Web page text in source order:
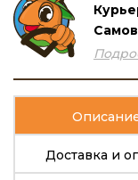
Доставка и